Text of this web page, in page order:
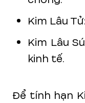
Kim Lâu
Kim Lâu
kinh tế.
Để tính hạn